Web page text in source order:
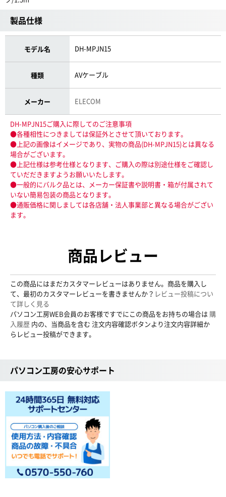
製品仕様
モデル名 DH-MPJN15
種類 AVケーブル
メーカー ELECOM
DH-MPJN15ご購入に際してのご注意事項
●各種相性につきましては保証外とさせて頂いております。
●上記の画像はイメージであり、実物の商品(DH-MPJN15)とは異なる
場合がございます。
●上記仕様は参考仕様となります、ご購入の際は別途仕様をご確認し
ていだだきますようお願いいたします。
●一般的にバルク品とは、メーカー保証書や説明書・箱が付属されて
いない簡易包装の商品となります。
●通販価格に関しましては各店舗・法人事業部と異なる場合がござい
ます。
商品レビュー
この商品にはまだカスタマーレビューはありません。商品を購入し
て、最初のカスタマーレビューを書きませんか？ レビュー投稿につい
て詳しく見る
パソコン工房WEB会員のお客様ですでにこの商品をお持ちの場合は 購
入履歴 内の、当商品を含む 注文内容確認ボタンより注文内容詳細か
らレビュー投稿ができます。
パソコン工房の安心サポート